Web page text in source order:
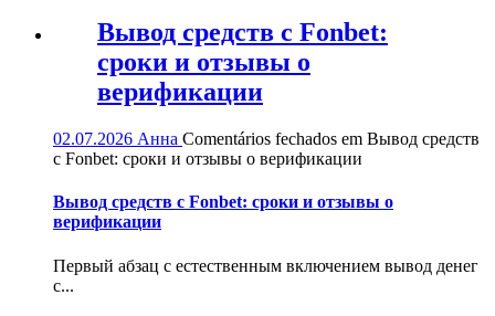
Вывод средств с Fonbet:
сроки и отзывы о
верификации
02.07.2026 Анна Comentários fechados em Вывод средств
с Fonbet: сроки и отзывы о верификации
Вывод средств с Fonbet: сроки и отзывы о
верификации
Первый абзац с естественным включением вывод денег
с...